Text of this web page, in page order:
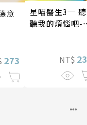
意
273
星喵醫生3─ 聽
聽我的煩惱吧-
NT$